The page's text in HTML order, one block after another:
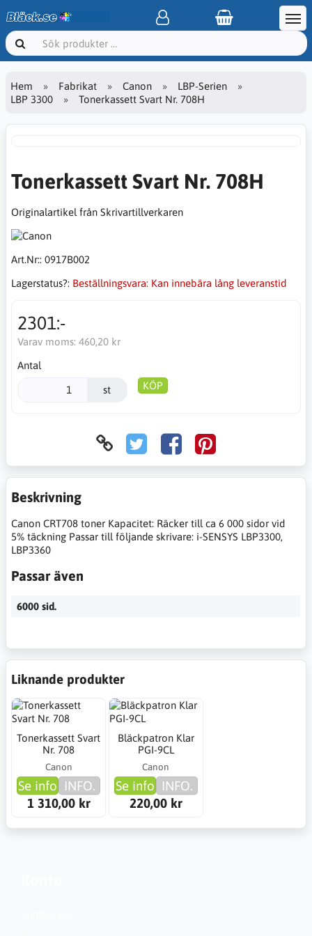
Hem Fabrikat Canon
LBP-Serien
LBP 3300
Tonerkassett Svart Nr. 708H
Tonerkassett Svart Nr. 708H
Originalartikel från Skrivartillverkaren
Art.Nr:: 0917B002
Lagerstatus?: Beställningsvara: Kan innebära lång leveranstid
2301:-
Varav moms: 460,20 kr
Antal
st KÖP
Beskrivning
Canon CRT708 toner Kapacitet: Räcker till ca 6 000 sidor vid
5% täckning Passar till följande skrivare: i-SENSYS LBP3300,
LBP3360
Passar även
6000 sid.
Liknande produkter
Tonerkassett Svart
Nr. 708
Canon
Se info INFO.
1 310,00 kr
Bläckpatron Klar
PGI-9CL
Canon
Se info INFO.
220,00 kr